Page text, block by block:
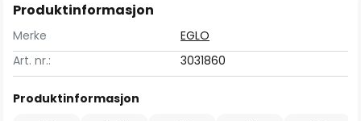
Produktinformasjon
Merke
EGLO
Art. nr.:
3031860
Produktinformasjon